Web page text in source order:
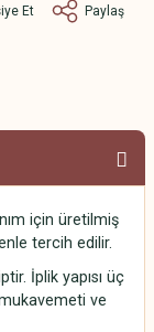
Et Paylaş
için üretilmiş
tercih edilir.
İplik yapısı üç
ve